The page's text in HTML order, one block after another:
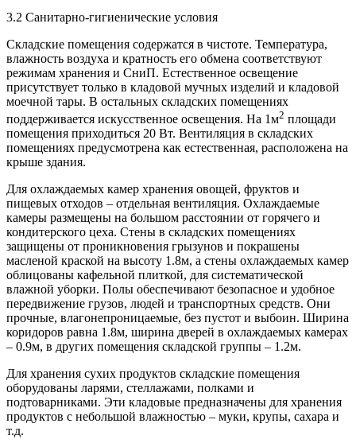
3.2 Санитарно-гигиенические условия
Складские помещения содержатся в чистоте. Температура,
влажность воздуха и кратность его обмена соответствуют
режимам хранения и СниП. Естественное освещение
присутствует только в кладовой мучных изделий и кладовой
моечной тары. В остальных складских помещениях
поддерживается искусственное освещения. На 1м2 площади
помещения приходиться 20 Вт. Вентиляция в складских
помещениях предусмотрена как естественная, расположена на
крыше здания.
Для охлаждаемых камер хранения овощей, фруктов и
пищевых отходов – отдельная вентиляция. Охлаждаемые
камеры размещены на большом расстоянии от горячего и
кондитерского цеха. Стены в складских помещениях
защищены от проникновения грызунов и покрашены
масленой краской на высоту 1.8м, а стены охлаждаемых камер
облицованы кафельной плиткой, для систематической
влажной уборки. Полы обеспечивают безопасное и удобное
передвижение грузов, людей и транспортных средств. Они
прочные, влагонепроницаемые, без пустот и выбоин. Ширина
коридоров равна 1.8м, ширина дверей в охлаждаемых камерах
– 0.9м, в других помещения складской группы – 1.2м.
Для хранения сухих продуктов складские помещения
оборудованы ларями, стеллажами, полками и
подтоварниками. Эти кладовые предназначены для хранения
продуктов с небольшой влажностью – муки, крупы, сахара и
т.д.